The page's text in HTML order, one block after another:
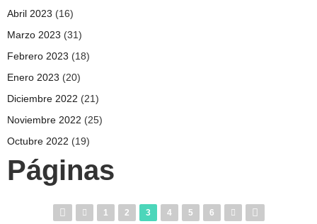
Abril 2023 (16)
Marzo 2023 (31)
Febrero 2023 (18)
Enero 2023 (20)
Diciembre 2022 (21)
Noviembre 2022 (25)
Octubre 2022 (19)
Páginas
1 2 3 4 5 6